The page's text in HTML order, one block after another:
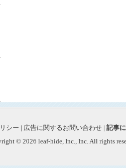
シー | 広告に関するお問い合わせ | 記事
© 2026 leaf-hide, Inc., Inc. All rights